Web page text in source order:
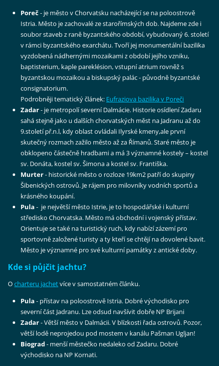
Poreč- je město v Chorvatsku nacházející se na poloostrově
Istria. Město je zachovalé ze starořímských dob. Najdeme zde i
soubor staveb z raně byzantského období, vybudovaný 6. století
v rámci byzantského exarchátu. Tvoří jej monumentální bazilika
vyzdobená nádhernými mozaikami z období jejího vzniku,
baptisterium, kaple pareklésion, vstupní atrium rovněž s
byzantskou mozaikou a biskupský palác - původně byzantské
consignatorium.
Podrobněji tematický článek: Eufraziova bazilika v Poreči
Zadar- je metropolí severní Dalmácie. Historie osídlení Zadaru
sahá stejně jako u dalších chorvatských měst na Jadranu až do
9.století př.n.l, kdy oblast ovládali Ilyrské kmeny,ale první
skutečný rozmach zažilo město až za Římanů. Staré město je
obklopeno částečně hradbami a má 3 významné kostely – kostel
sv. Donáta, kostel sv. Šimona a kostel sv. Františka.
Murter- historické město o rozloze 19km2 patří do skupiny
Šibenických ostrovů. Je rájem pro milovníky vodních sportů a
krásného koupání.
Pula - je největší město Istrie, je to hospodářské i kulturní
středisko Chorvatska. Město má obchodní i vojenský přístav.
Orientuje se také na turistický ruch, kdy nabízí zázemí pro
sportovně založené turisty a ty kteří se chtějí na dovolené bavit.
Město je významné pro své kulturní památky z antické doby.
Kde si půjčit jachtu?
Ocharteru jachetvíce v samostatném článku.
Pula - přístav na poloostrově Istria. Dobré východisko pro
severní část Jadranu. Lze odsud navšívit dobře NP Brijani
Zadar- Větší město v Dalmácii. V blízkosti řada ostrovů. Pozor,
větší lodě neprojedou pod mostem v kanálu Pašman Ugljan!
Biograd- menší městečko nedaleko od Zadaru. Dobré
východisko na NP Kornati.